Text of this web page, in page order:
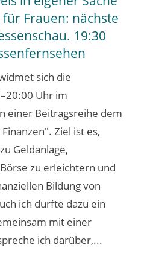
Frauen: nächste
19:30
sich die
Uhr im
einer Beitragsreihe dem
Ziel ist es,
Geldanlage,
zu erleichtern und
Bildung von
ich durfte dazu ein
mit einer
ich darüber,...